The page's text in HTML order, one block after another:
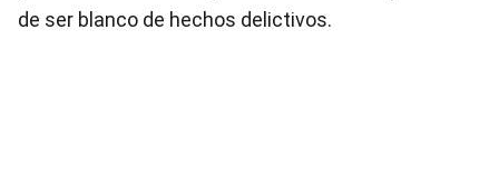
de ser blanco de hechos delictivos.